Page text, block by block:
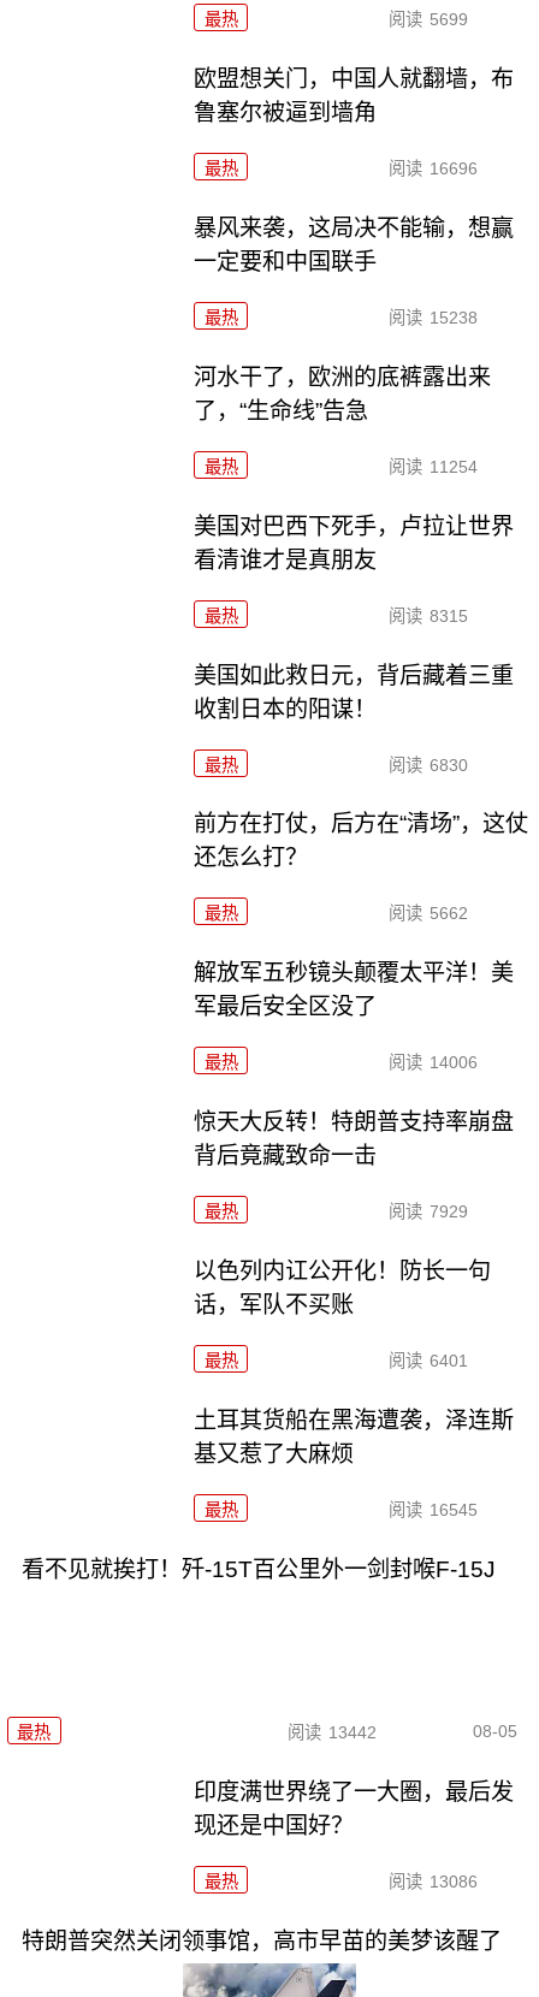
最热 阅读 5699
欧盟想关门，中国人就翻墙，布
鲁塞尔被逼到墙角
最热 阅读 16696
暴风来袭，这局决不能输，想赢
一定要和中国联手
最热 阅读 15238
河水干了，欧洲的底裤露出来
了，“生命线”告急
最热 阅读 11254
美国对巴西下死手，卢拉让世界
看清谁才是真朋友
最热 阅读 8315
美国如此救日元，背后藏着三重
收割日本的阳谋！
最热 阅读 6830
前方在打仗，后方在“清场”，这仗
还怎么打？
最热 阅读 5662
解放军五秒镜头颠覆太平洋！美
军最后安全区没了
最热 阅读 14006
惊天大反转！特朗普支持率崩盘
背后竟藏致命一击
最热 阅读 7929
以色列内讧公开化！防长一句
话，军队不买账
最热 阅读 6401
土耳其货船在黑海遭袭，泽连斯
基又惹了大麻烦
最热 阅读 16545
看不见就挨打！歼-15T百公里外一剑封喉F-15J
最热 阅读 13442 08-05
印度满世界绕了一大圈，最后发
现还是中国好？
最热 阅读 13086
特朗普突然关闭领事馆，高市早苗的美梦该醒了